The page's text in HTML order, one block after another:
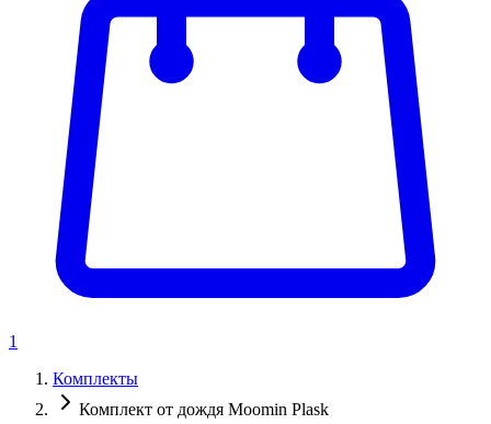
1
Комплекты
Комплект от дождя Moomin Plask